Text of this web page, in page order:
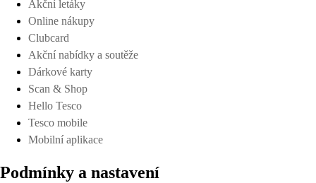
Akční letáky
Online nákupy
Clubcard
Akční nabídky a soutěže
Dárkové karty
Scan & Shop
Hello Tesco
Tesco mobile
Mobilní aplikace
Podmínky a nastavení